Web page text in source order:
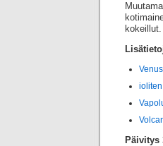
kokeillut.
Päivitys